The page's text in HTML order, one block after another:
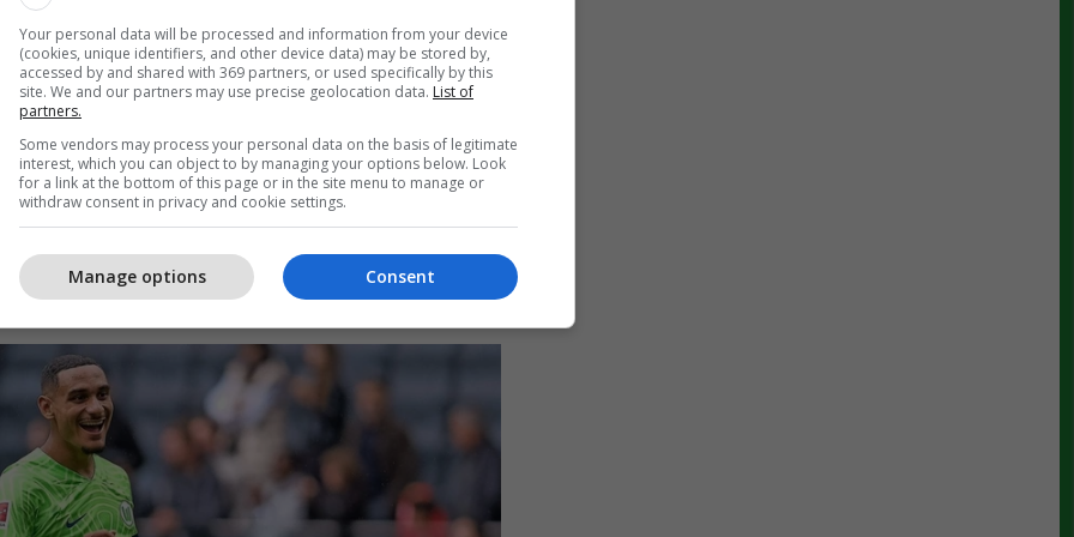
ka hyrë në skenë dhe ka kontaktuar
shqyrtuar mundësinë e nënshkrimit të Lacroix
konkurrojë me Milanin për shërbimet e
Zonja e Vjetër është e vendosur të forcojë linjën
dhe e konsideron Lacroix si një pjesë kyçe në
Wolfsburgut për pesë milionë euro në
derisa vlera e tij tani kalon 30 milionë euro.
Your personal data will be processed and information from your device
(cookies, unique identifiers, and other device data) may be stored by,
accessed by and shared with 369 partners, or used specifically by this
site. We and our partners may use precise geolocation data. List of
partners.
Some vendors may process your personal data on the basis of legitimate
interest, which you can object to by managing your options below. Look
for a link at the bottom of this page or in the site menu to manage or
withdraw consent in privacy and cookie settings.
Consent
Manage options